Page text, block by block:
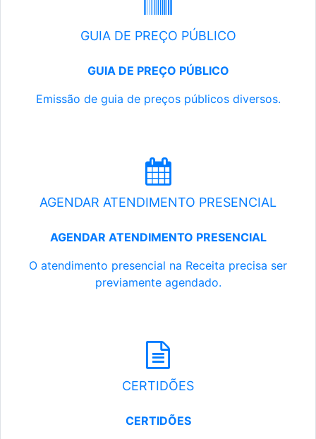
GUIA DE PREÇO PÚBLICO
GUIA DE PREÇO PÚBLICO
Emissão de guia de preços públicos diversos.
AGENDAR ATENDIMENTO PRESENCIAL
AGENDAR ATENDIMENTO PRESENCIAL
O atendimento presencial na Receita precisa ser
previamente agendado.
CERTIDÕES
CERTIDÕES